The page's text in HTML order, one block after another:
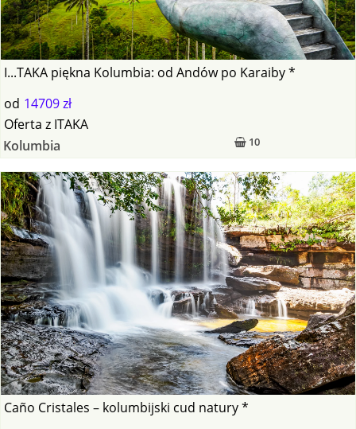
I...TAKA piękna Kolumbia: od Andów po Karaiby *
od 14709 zł
10
Oferta z ITAKA
Kolumbia
Caño Cristales – kolumbijski cud natury *